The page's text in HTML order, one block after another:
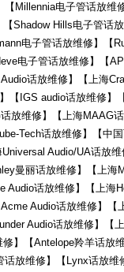
Millennia电子管话放
Shadow Hills电子管话
电子管话放维修】【
电子管话放维修】【
话放维修】【上海
【IGS audio话放维修
放维修】【上海MAAG
Tech话放维修】【中
Audio/UA话放
曼丽话放维修】【上
Audio话放维修】【上海
Audio话放维修】
Audio话放维修】【
】【Antelope羚羊话放
放维修】【Lynx话放